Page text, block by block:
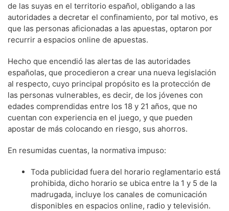
de las suyas en el territorio español, obligando a las
autoridades a decretar el confinamiento, por tal motivo, es
que las personas aficionadas a las apuestas, optaron por
recurrir a espacios online de apuestas.
Hecho que encendió las alertas de las autoridades
españolas, que procedieron a crear una nueva legislación
al respecto, cuyo principal propósito es la protección de
las personas vulnerables, es decir, de los jóvenes con
edades comprendidas entre los 18 y 21 años, que no
cuentan con experiencia en el juego, y que pueden
apostar de más colocando en riesgo, sus ahorros.
En resumidas cuentas, la normativa impuso:
Toda publicidad fuera del horario reglamentario está
prohibida, dicho horario se ubica entre la 1 y 5 de la
madrugada, incluye los canales de comunicación
disponibles en espacios online, radio y televisión.